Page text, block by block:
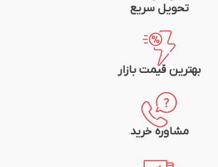
تحویل سریع
بهترین قیمت بازار
مشاوره خرید